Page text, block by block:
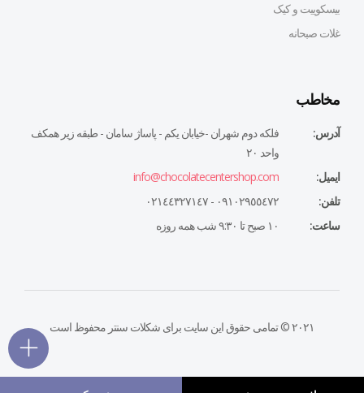
بیسکوییت و کیک
غلات صبحانه
مخاطب
آدرس:
فلكه دوم شهران -خيابان يكم - پاساژ سامان - طبقه زير همكف
واحد ٢٠
ایمیل:
info@chocolatecentershop.com
تلفن:
٠٩١٠٢٩٥٥٤٧٢ - ٠٢١٤٤٣٢٧١٤٧
ساعت:
١٠ صبح تا ٩:٣٠ شب همه روزه
۲۰۲۱ © تمامی حقوق این سایت برای شکلات سنتر محفوظ است